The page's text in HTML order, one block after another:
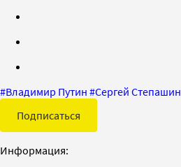
#Владимир Путин #Сергей Степашин
Подписаться
Информация: